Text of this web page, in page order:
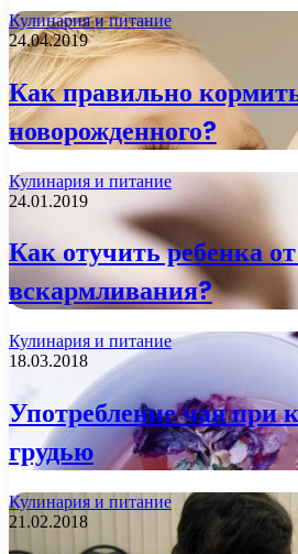
Кулинария и питание
24.04.2019
Как правильно
новорожденного?
Кулинария и питание
24.01.2019
Как отучить ребенка
вскармливания?
Кулинария и питание
18.03.2018
Употребление чая при
грудью
Кулинария и питание
21.02.2018